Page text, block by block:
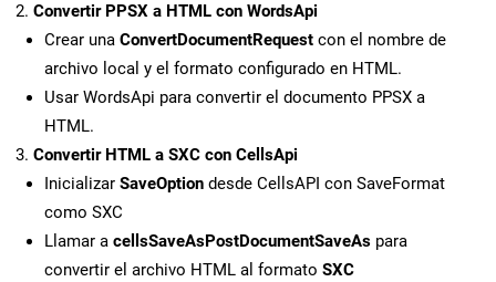
Convertir PPSX a HTML con WordsApi
Crear una ConvertDocumentRequest con el nombre de
archivo local y el formato configurado en HTML.
Usar WordsApi para convertir el documento PPSX a
HTML.
Convertir HTML a SXC con CellsApi
Inicializar SaveOption desde CellsAPI con SaveFormat
como SXC
Llamar a cellsSaveAsPostDocumentSaveAs para
convertir el archivo HTML al formato SXC